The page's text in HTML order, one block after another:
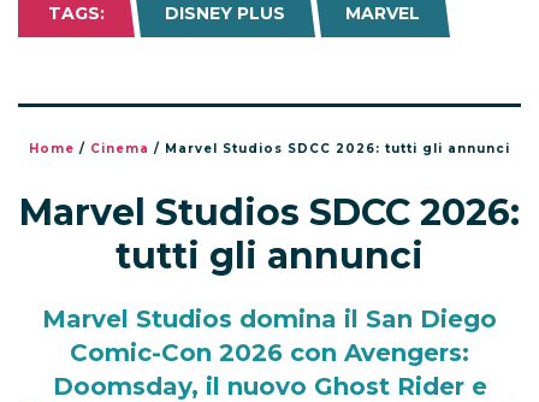
TAGS: DISNEY PLUS MARVEL
Home / Cinema / Marvel Studios SDCC 2026: tutti gli annunci
Marvel Studios SDCC 2026:
tutti gli annunci
Marvel Studios domina il San Diego
Comic-Con 2026 con Avengers:
Doomsday, il nuovo Ghost Rider e